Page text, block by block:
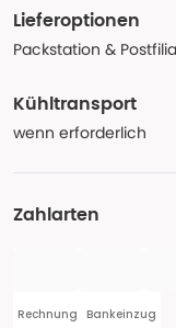
Lieferoptionen
Packstation &
Kühltransport
wenn erforderlich
Zahlarten
Rechnung Bankeinzug